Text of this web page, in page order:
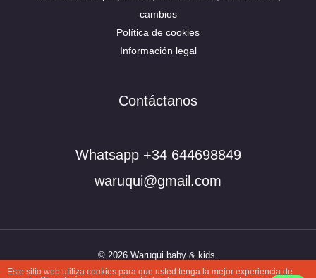
cambios
Política de cookies
Información legal
Contáctanos
Whatsapp +34 644698849
waruqui@gmail.com
© 2026 Waruqui baby & kids.
Este sitio web utiliza cookies para que usted tenga la mejor experiencia de